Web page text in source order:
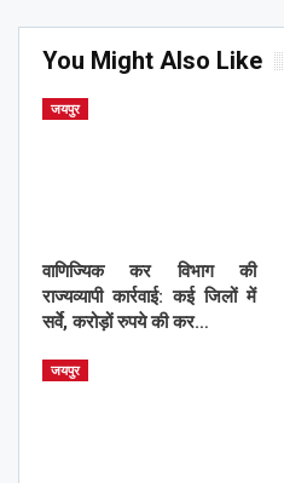
You Might Also Like
जयपुर
वाणिज्यिक कर विभाग की
राज्यव्यापी कार्रवाई: कई जिलों में
सर्वे, करोड़ों रुपये की कर…
जयपुर